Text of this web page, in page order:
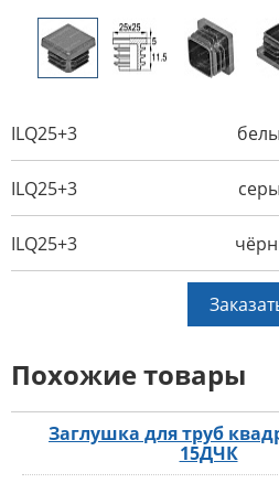
ILQ25+3
ILQ25+3
ILQ25+3
Похожие товары
Заглушка для труб
15ДЧК